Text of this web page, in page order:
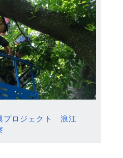
プロジェクト 浪江